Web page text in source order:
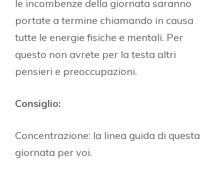
le incombenze della giornata saranno
portate a termine chiamando in causa
tutte le energie fisiche e mentali. Per
questo non avrete per la testa altri
pensieri e preoccupazioni.
Consiglio:
Concentrazione: la linea guida di questa
giornata per voi.